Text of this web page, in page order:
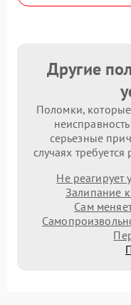
Другие
Поломки,
серьезные
случаях
Не реагирует
Залипание
Сам